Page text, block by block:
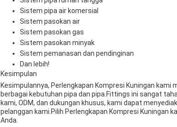
Sistem pipa air komersial
Sistem pasokan air
Sistem pasokan gas
Sistem pasokan minyak
Sistem pemanasan dan pendinginan
Dan lebih!
Kesimpulan
Kesimpulannya, Perlengkapan Kompresi Kuningan
berbagai kebutuhan pipa dan pipa.Fittings ini sangat
kami, ODM, dan dukungan khusus, kami dapat
pelanggan kami.Pilih Perlengkapan Kompresi Kuningan
Anda.